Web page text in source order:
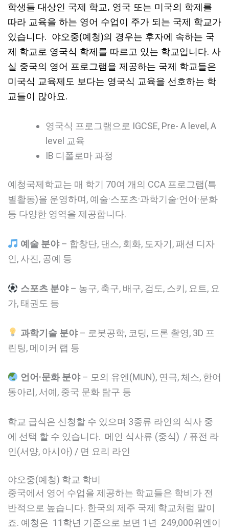
학생들 대상인 국제 학교, 영국 또는 미국의 학제를
따라 교육을 하는 영어 수업이 주가 되는 국제 학교가
있습니다. 야오중(예청)의 경우는 후자에 속하는 국
제 학교로 영국식 학제를 따르고 있는 학교입니다. 사
실 중국의 영어 프로그램을 제공하는 국제 학교들은
미국식 교육제도 보다는 영국식 교육을 선호하는 학
교들이 많아요.
영국식 프로그램으로 IGCSE, Pre- A level, A
level 교육
IB 디폴로마 과정
예청국제학교는 매 학기 70여 개의 CCA 프로그램(특
별활동)을 운영하며, 예술·스포츠·과학기술·언어·문화
등 다양한 영역을 제공합니다.
예술 분야– 합창단, 댄스, 회화, 도자기, 패션 디자
인, 사진, 공예 등
스포츠 분야– 농구, 축구, 배구, 검도, 스키, 요트, 요
가, 태권도 등
과학기술 분야– 로봇공학, 코딩, 드론 촬영, 3D 프
린팅, 메이커 랩 등
언어·문화 분야– 모의 유엔(MUN), 연극, 체스, 한어
동아리, 서예, 중국 문화 탐구 등
학교 급식은 신청할 수 있으며 3종류 라인의 식사 중
에 선택 할 수 있습니다. 메인 식사류 (중식) / 퓨전 라
인(서양, 아시아) / 면 요리 라인
야오중(예청) 학교 학비
중국에서 영어 수업을 제공하는 학교들은 학비가 전
반적으로 높습니다. 한국의 제주 국제 학교처럼 말이
죠. 예청은 11학년 기준으로 보면 1년 249,000위엔이